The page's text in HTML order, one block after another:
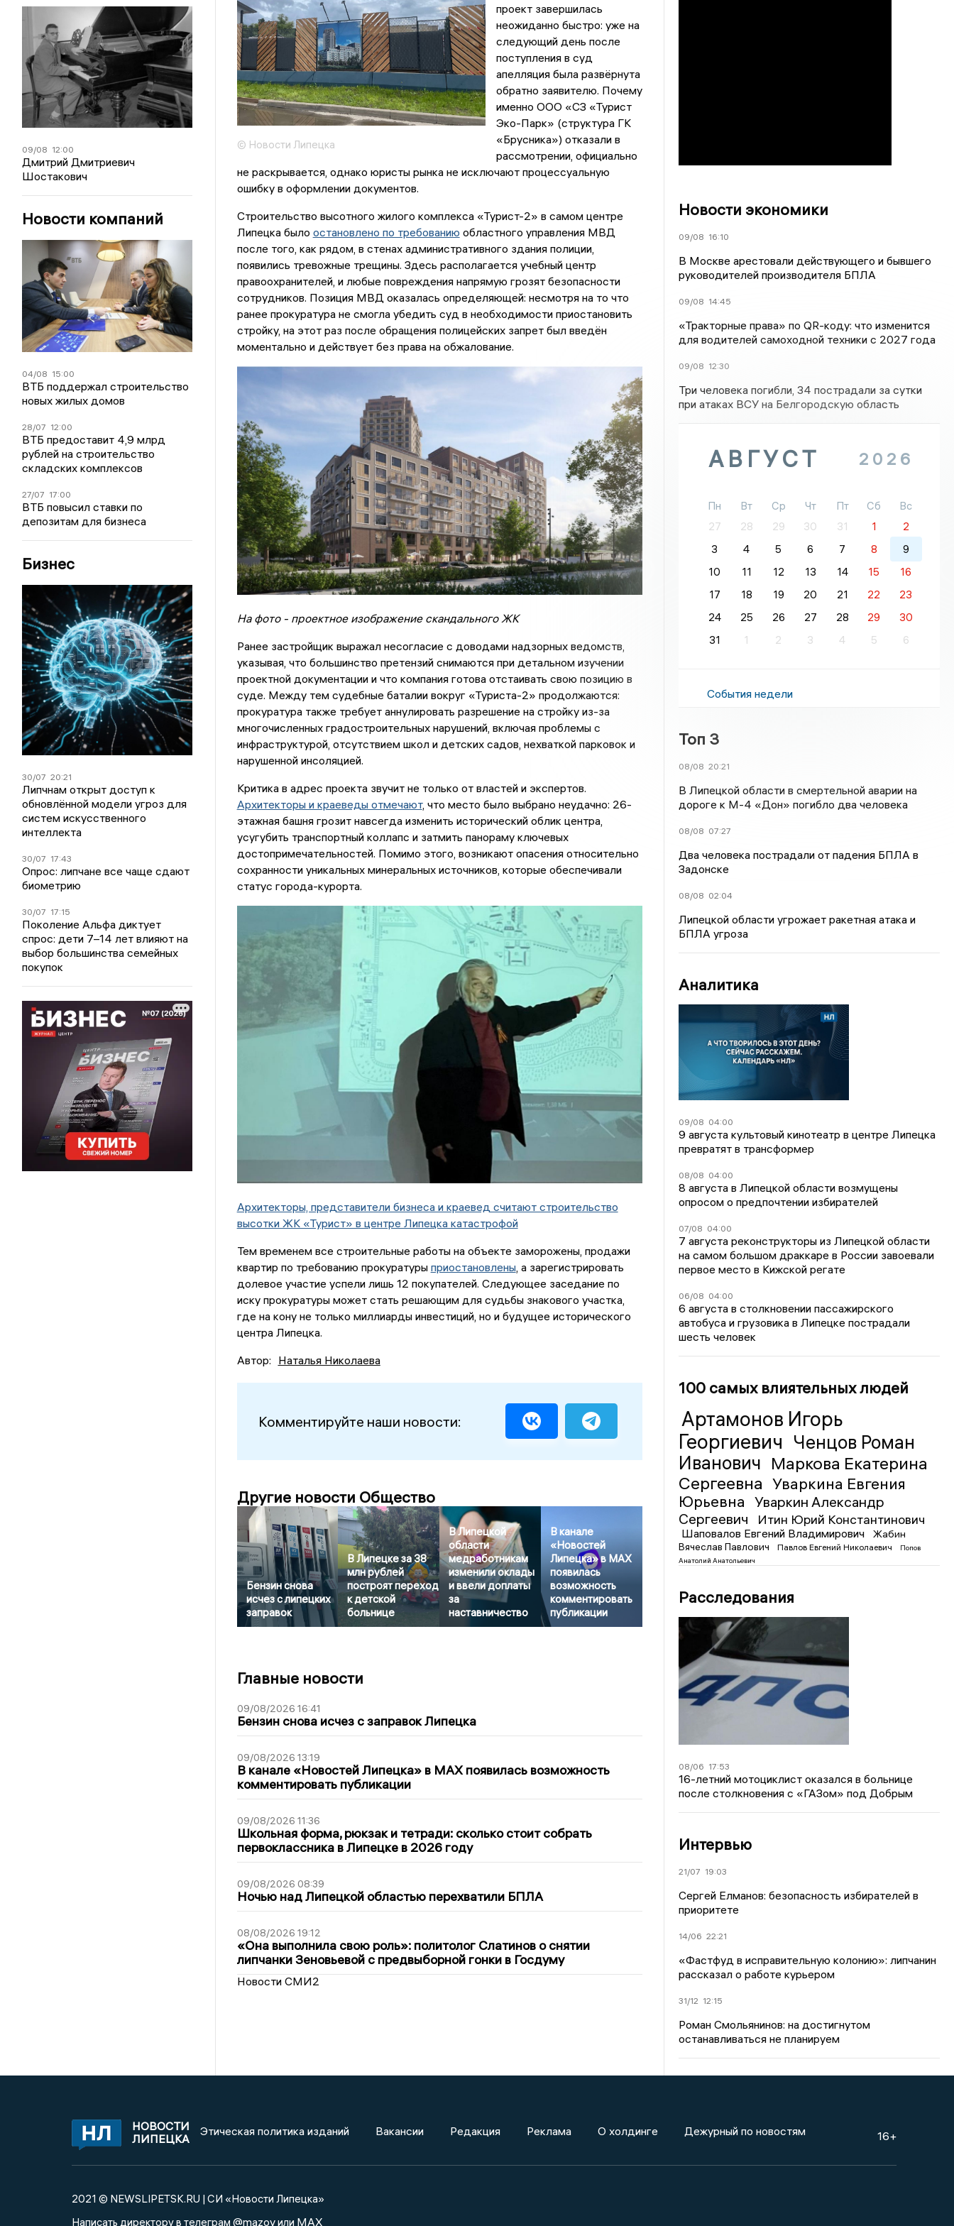
09/08 12:00
Дмитрий Дмитриевич
Шостакович
Новости компаний
04/08 15:00
ВТБ поддержал строительство
новых жилых домов
28/07 12:00
ВТБ предоставит 4,9 млрд
рублей на строительство
складских комплексов
27/07 17:00
ВТБ повысил ставки по
депозитам для бизнеса
Бизнес
30/07 20:21
Липчнам открыт доступ к
обновлённой модели угроз для
систем искусственного
интеллекта
30/07 17:43
Опрос: липчане все чаще сдают
биометрию
30/07 17:15
Поколение Альфа диктует
спрос: дети 7–14 лет влияют на
выбор большинства семейных
покупок
© Новости Липецка
проект завершилась
неожиданно быстро: уже на
следующий день после
поступления в суд
апелляция была развёрнута
обратно заявителю. Почему
именно ООО «СЗ «Турист
Эко-Парк» (структура ГК
«Брусника») отказали в
рассмотрении, официально
не раскрывается, однако юристы рынка не исключают процессуальную
ошибку в оформлении документов.
Строительство высотного жилого комплекса «Турист-2» в самом центре
Липецка было остановлено по требованию областного управления МВД
после того, как рядом, в стенах административного здания полиции,
появились тревожные трещины. Здесь располагается учебный центр
правоохранителей, и любые повреждения напрямую грозят безопасности
сотрудников. Позиция МВД оказалась определяющей: несмотря на то что
ранее прокуратура не смогла убедить суд в необходимости приостановить
стройку, на этот раз после обращения полицейских запрет был введён
моментально и действует без права на обжалование.
На фото - проектное изображение скандального ЖК
Ранее застройщик выражал несогласие с доводами надзорных ведомств,
указывая, что большинство претензий снимаются при детальном изучении
проектной документации и что компания готова отстаивать свою позицию в
суде. Между тем судебные баталии вокруг «Туриста-2» продолжаются:
прокуратура также требует аннулировать разрешение на стройку из-за
многочисленных градостроительных нарушений, включая проблемы с
инфраструктурой, отсутствием школ и детских садов, нехваткой парковок и
нарушенной инсоляцией.
Критика в адрес проекта звучит не только от властей и экспертов.
Архитекторы и краеведы отмечают, что место было выбрано неудачно: 26-
этажная башня грозит навсегда изменить исторический облик центра,
усугубить транспортный коллапс и затмить панораму ключевых
достопримечательностей. Помимо этого, возникают опасения относительно
сохранности уникальных минеральных источников, которые обеспечивали
статус города-курорта.
Архитекторы, представители бизнеса и краевед считают строительство
высотки ЖК «Турист» в центре Липецка катастрофой
Тем временем все строительные работы на объекте заморожены, продажи
квартир по требованию прокуратуры приостановлены, а зарегистрировать
долевое участие успели лишь 12 покупателей. Следующее заседание по
иску прокуратуры может стать решающим для судьбы знакового участка,
где на кону не только миллиарды инвестиций, но и будущее исторического
центра Липецка.
Автор: Наталья Николаева
Комментируйте наши новости:
Другие новости Общество
Бензин снова
исчез с липецких
заправок
В Липецке за 38
млн рублей
построят переход
к детской
больнице
В Липецкой
области
медработникам
изменили оклады
и ввели доплаты
за
наставничество
В канале
«Новостей
Липецка» в MAX
появилась
возможность
комментировать
публикации
Главные новости
09/08/2026 16:41
Бензин снова исчез с заправок Липецка
09/08/2026 13:19
В канале «Новостей Липецка» в MAX появилась возможность
комментировать публикации
09/08/2026 11:36
Школьная форма, рюкзак и тетради: сколько стоит собрать
первоклассника в Липецке в 2026 году
09/08/2026 08:39
Ночью над Липецкой областью перехватили БПЛА
08/08/2026 19:12
«Она выполнила свою роль»: политолог Слатинов о снятии
липчанки Зеновьевой с предвыборной гонки в Госдуму
Новости СМИ2
Новости экономики
09/08 16:10
В Москве арестовали действующего и бывшего
руководителей производителя БПЛА
09/08 14:45
«Тракторные права» по QR-коду: что изменится
для водителей самоходной техники с 2027 года
09/08 12:30
Три человека погибли, 34 пострадали за сутки
при атаках ВСУ на Белгородскую область
АВГУСТ 2026
Пн Вт Ср Чт Пт Сб
Вс
27
28 29 30 31 1
2
3
4 5 6 7 8
9
10
11 12 13 14 15
16
17
18 19 20 21 22
23
24
25 26 27 28 29
30
31
1 2 3 4 5 6
События недели
Топ 3
08/08 20:21
В Липецкой области в смертельной аварии на
дороге к М-4 «Дон» погибло два человека
08/08 07:27
Два человека пострадали от падения БПЛА в
Задонске
08/08 02:04
Липецкой области угрожает ракетная атака и
БПЛА угроза
Аналитика
09/08 04:00
9 августа культовый кинотеатр в центре Липецка
превратят в трансформер
08/08 04:00
8 августа в Липецкой области возмущены
опросом о предпочтении избирателей
07/08 04:00
7 августа реконструкторы из Липецкой области
на самом большом драккаре в России завоевали
первое место в Кижской регате
06/08 04:00
6 августа в столкновении пассажирского
автобуса и грузовика в Липецке пострадали
шесть человек
100 самых влиятельных людей
Артамонов Игорь
Георгиевич Ченцов Роман
Иванович Маркова Екатерина
Сергеевна Уваркина Евгения
Юрьевна
Уваркин Александр
Сергеевич
Итин Юрий Константинович
Шаповалов Евгений Владимирович
Жабин
Вячеслав Павлович
Павлов Евгений Николаевич
Попов
Анатолий Анатольевич
Расследования
08/06 17:53
16-летний мотоциклист оказался в больнице
после столкновения с «ГАЗом» под Добрым
Интервью
21/07 19:03
Сергей Елманов: безопасность избирателей в
приоритете
14/06 22:21
«Фастфуд в исправительную колонию»: липчанин
рассказал о работе курьером
31/12 12:15
Роман Смольянинов: на достигнутом
останавливаться не планируем
НОВОСТИ
ЛИПЕЦКА
Этическая политика изданий Вакансии Редакция Реклама О холдинге Дежурный по новостям 16+
2021 © NEWSLIPETSK.RU | СИ «Новости Липецка»
Написать директору в телеграм @mazovили MAX